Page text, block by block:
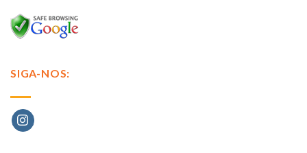
SIGA-NOS: